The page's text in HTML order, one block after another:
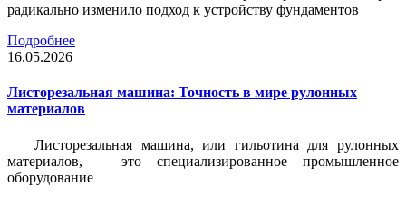
радикально изменило подход к устройству фундаментов
Подробнее
16.05.2026
Листорезальная машина: Точность в мире рулонных
материалов
Листорезальная машина, или гильотина для рулонных
материалов, – это специализированное промышленное
оборудование